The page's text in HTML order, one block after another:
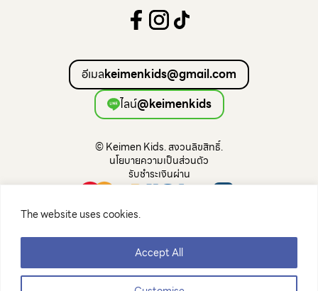
The website uses cookies.
Accept All
Sensory Play
Constructive Play
อีเมลkeimenkids@gmail.com
ไลน์@keimenkids
© Keimen Kids. สงวนลิขสิทธิ์.
นโยบายความเป็นส่วนตัว
รับชำระเงินผ่าน